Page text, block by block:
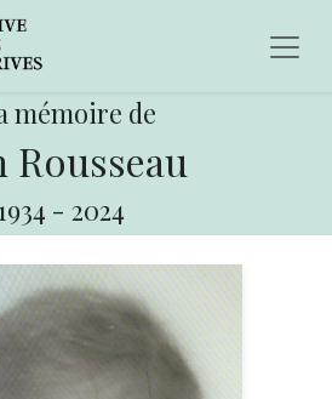
mémoire de
Rousseau
- 2024